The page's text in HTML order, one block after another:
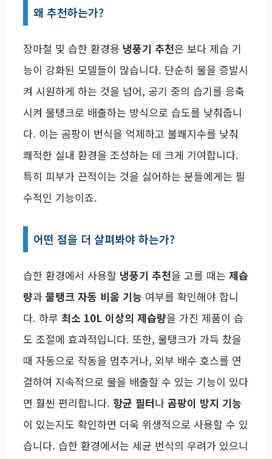
왜 추천하는가?
장마철 및 습한 환경용 냉풍기 추천은 보다 제습 기
능이 강화된 모델들이 많습니다. 단순히 물을 증발시
켜 시원하게 하는 것을 넘어, 공기 중의 습기를 응축
시켜 물탱크로 배출하는 방식으로 습도를 낮춰줍니
다. 이는 곰팡이 번식을 억제하고 불쾌지수를 낮춰
쾌적한 실내 환경을 조성하는 데 크게 기여합니다.
특히 피부가 끈적이는 것을 싫어하는 분들에게는 필
수적인 기능이죠.
어떤 점을 더 살펴봐야 하는가?
습한 환경에서 사용할 냉풍기 추천을 고를 때는 제습
량과 물탱크 자동 비움 기능 여부를 확인해야 합니
다. 하루 최소 10L 이상의 제습량을 가진 제품이 습
도 조절에 효과적입니다. 또한, 물탱크가 가득 찼을
때 자동으로 작동을 멈추거나, 외부 배수 호스를 연
결하여 지속적으로 물을 배출할 수 있는 기능이 있다
면 훨씬 편리합니다. 항균 필터나 곰팡이 방지 기능
이 있는지도 확인하면 더욱 위생적으로 사용할 수 있
습니다. 습한 환경에서는 세균 번식의 우려가 있으니